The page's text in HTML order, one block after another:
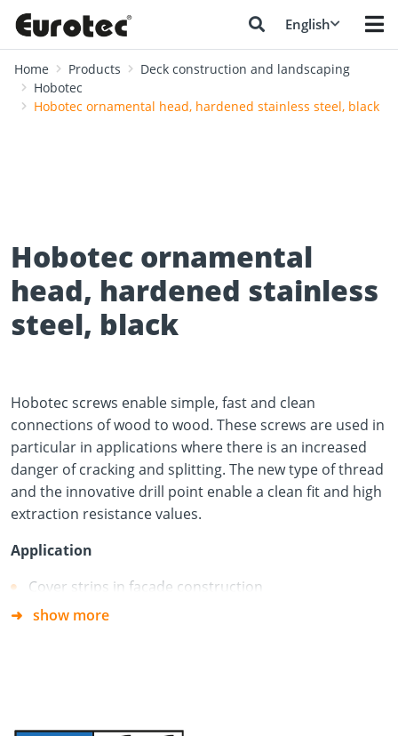
English
Home Products
Deck construction and landscaping
Hobotec
Hobotec ornamental head, hardened stainless steel, black
Hobotec ornamental
head, hardened stainless
steel, black
Hobotec screws enable simple, fast and clean
connections of wood to wood. These screws are used in
particular in applications where there is an increased
danger of cracking and splitting. The new type of thread
and the innovative drill point enable a clean fit and high
extraction resistance values.
Application
Cover strips in facade construction
Fences
show more